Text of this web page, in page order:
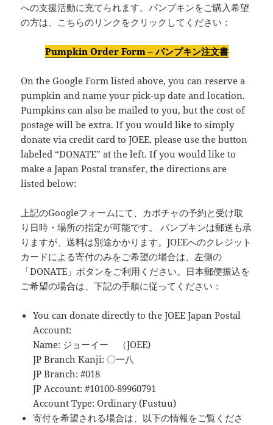
への支援活動に充てられます。パンプキンをご購入希望
の方は、こちらのリンクをクリックしてください：
Pumpkin Order Form – パンプキン注文書
On the Google Form listed above, you can reserve a
pumpkin and name your pick-up date and location.
Pumpkins can also be mailed to you, but the cost of
postage will be extra. If you would like to simply
donate via credit card to JOEE, please use the button
labeled “DONATE” at the left. If you would like to
make a Japan Postal transfer, the directions are
listed below:
上記のGoogleフォームにて、カボチャの予約と受け取
り日時・場所の指定が可能です。 パンプキンは郵送も承
りますが、送料は別途かかります。JOEEへのクレジット
カードによる寄付のみをご希望の場合は、左側の
「DONATE」ボタンをご利用ください。日本郵便振込を
ご希望の場合は、下記の手順に従ってください：
You can donate directly to the JOEE Japan Postal
Account:
Name: ジョーイー （JOEE)
JP Branch Kanji: 〇一八
JP Branch: #018
JP Account: #10100-89960791
Account Type: Ordinary (Fustuu)
寄付を希望される場合は、以下の情報をご覧くださ